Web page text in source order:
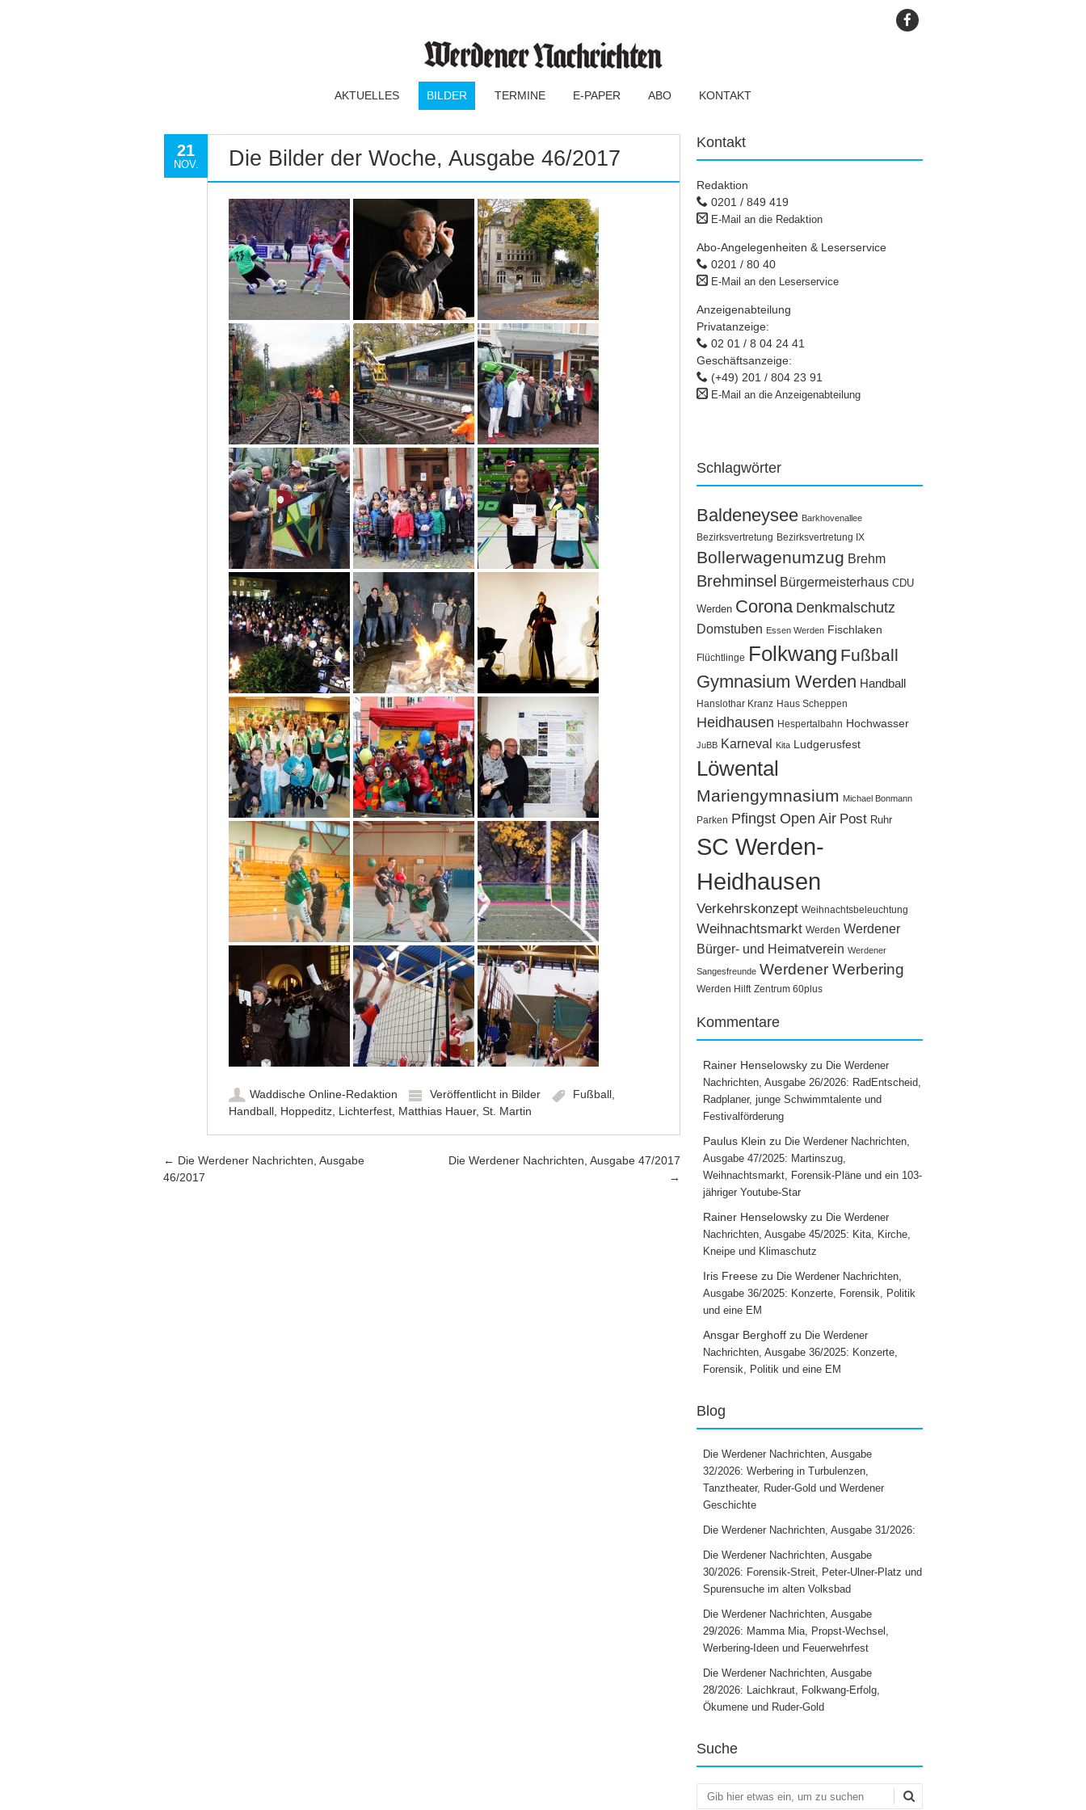
AKTUELLES BILDER TERMINE E-PAPER ABO KONTAKT
21
NOV. Die Bilder der Woche, Ausgabe 46/2017
Waddische Online-Redaktion Veröffentlicht in Bilder Fußball,
Handball, Hoppeditz, Lichterfest, Matthias Hauer, St. Martin
Artikel-Navigation
← Die Werdener Nachrichten, Ausgabe
46/2017
Die Werdener Nachrichten, Ausgabe 47/2017
→
Kontakt
Redaktion
0201 / 849 419
E-Mail an die Redaktion
Abo-Angelegenheiten & Leserservice
0201 / 80 40
E-Mail an den Leserservice
Anzeigenabteilung
Privatanzeige:
02 01 / 8 04 24 41
Geschäftsanzeige:
(+49) 201 / 804 23 91
E-Mail an die Anzeigenabteilung
Schlagwörter
Baldeneysee Barkhovenallee
Bezirksvertretung Bezirksvertretung IX
Bollerwagenumzug Brehm
Brehminsel Bürgermeisterhaus CDU
Werden Corona Denkmalschutz
Domstuben Essen Werden Fischlaken
Flüchtlinge Folkwang Fußball
Gymnasium Werden Handball
Hanslothar Kranz Haus Scheppen
Heidhausen Hespertalbahn Hochwasser
JuBB Karneval Kita Ludgerusfest
Löwental
Mariengymnasium Michael Bonmann
Parken Pfingst Open Air Post Ruhr
SC Werden-
Heidhausen
Verkehrskonzept Weihnachtsbeleuchtung
Weihnachtsmarkt Werden Werdener
Bürger- und Heimatverein Werdener
Sangesfreunde Werdener Werbering
Werden Hilft Zentrum 60plus
Kommentare
Rainer Henselowsky zu Die Werdener
Nachrichten, Ausgabe 26/2026: RadEntscheid,
Radplaner, junge Schwimmtalente und
Festivalförderung
Paulus Klein zu Die Werdener Nachrichten,
Ausgabe 47/2025: Martinszug,
Weihnachtsmarkt, Forensik-Pläne und ein 103-
jähriger Youtube-Star
Rainer Henselowsky zu Die Werdener
Nachrichten, Ausgabe 45/2025: Kita, Kirche,
Kneipe und Klimaschutz
Iris Freese zu Die Werdener Nachrichten,
Ausgabe 36/2025: Konzerte, Forensik, Politik
und eine EM
Ansgar Berghoff zu Die Werdener
Nachrichten, Ausgabe 36/2025: Konzerte,
Forensik, Politik und eine EM
Blog
Die Werdener Nachrichten, Ausgabe
32/2026: Werbering in Turbulenzen,
Tanztheater, Ruder-Gold und Werdener
Geschichte
Die Werdener Nachrichten, Ausgabe 31/2026:
Die Werdener Nachrichten, Ausgabe
30/2026: Forensik-Streit, Peter-Ulner-Platz und
Spurensuche im alten Volksbad
Die Werdener Nachrichten, Ausgabe
29/2026: Mamma Mia, Propst-Wechsel,
Werbering-Ideen und Feuerwehrfest
Die Werdener Nachrichten, Ausgabe
28/2026: Laichkraut, Folkwang-Erfolg,
Ökumene und Ruder-Gold
Suche
Suchen